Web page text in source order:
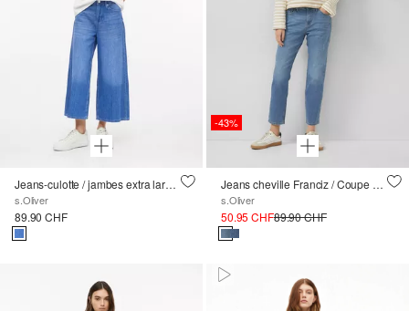
Jeans-culotte / jambes extra larges / taille haute
s.Oliver
89.90 CHF
-43%
Jeans cheville Franciz / Coupe décontractée / Taille basse / Jambe conique
s.Oliver
50.95 CHF89.90 CHF
Paused • Muted